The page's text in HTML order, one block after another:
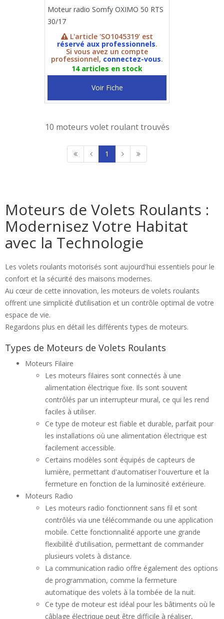
Moteur radio Somfy OXIMO 50 RTS
30/17
L'article 'SO1045319' est
réservé aux professionnels.
Si vous avez un compte
professionnel, connectez-vous.
14 articles en stock
Voir Fiche
10 moteurs volet roulant trouvés
1
Moteurs de Volets Roulants :
Modernisez Votre Habitat
avec la Technologie
Les volets roulants motorisés sont aujourd'hui essentiels pour le
confort et la sécurité des maisons modernes.
Au cœur de cette innovation, les moteurs de volets roulants
offrent une simplicité d’utilisation et un contrôle optimal de votre
espace de vie.
Regardons plus en détail les différents types de moteurs.
Types de Moteurs de Volets Roulants
Moteurs Filaire
Les moteurs filaires sont connectés à une
alimentation électrique fixe. Ils sont souvent
contrôlés par un interrupteur mural, ce qui les rend
faciles à utiliser.
Ce type de moteur est fiable et durable, parfait pour
les installations où une alimentation électrique est
facilement accessible.
Certains modèles sont équipés de capteurs de
lumière, permettant d'automatiser l'ouverture et la
fermeture en fonction de la luminosité extérieure.
Moteurs Radio
Les moteurs radio fonctionnent sans fil et sont
contrôlés via une télécommande ou une application
mobile. Cette fonctionnalité apporte une grande
flexibilité d'utilisation, permettant de commander
plusieurs volets à distance.
La communication radio offre également des options
de programmation, comme la fermeture
automatique des volets à la tombée de la nuit.
Ce type de moteur est idéal pour les bâtiments où le
câblage électrique peut être difficile à réaliser,